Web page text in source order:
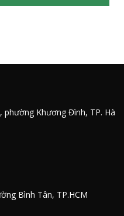
Khương Đình, TP. Hà
Bình Tân, TP.HCM